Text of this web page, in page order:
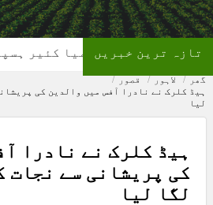
تھیلیسیمیا کئیر ہسپتال
تازہ ترین خبریں
گھر لاہور
قصور
ہیڈ کلرک نے نادرا آفس میں والدین کی
لیا
ہیڈ کلرک نے نادرا
کی پریشانی سے نجات
لگا لیا